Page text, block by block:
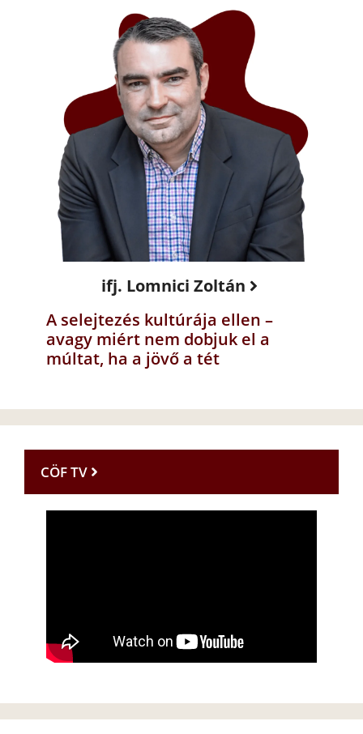
ifj. Lomnici Zoltán
A selejtezés kultúrája ellen –
avagy miért nem dobjuk el a
múltat, ha a jövő a tét
CÖF TV